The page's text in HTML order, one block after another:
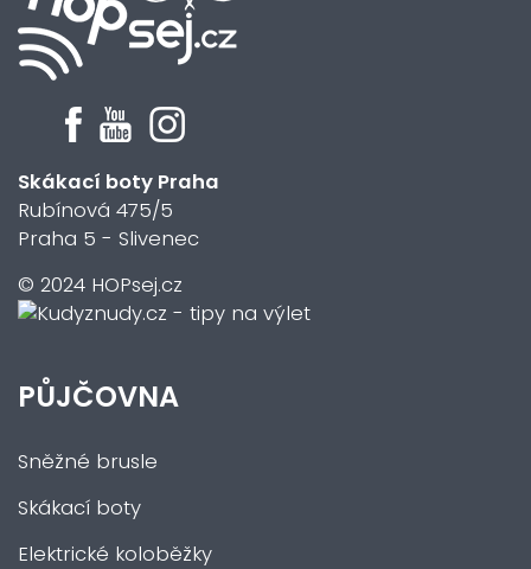
Skákací boty Praha
Rubínová 475/5
Praha 5 - Slivenec
© 2024 HOPsej.cz
PŮJČOVNA
Sněžné brusle
Skákací boty
Elektrické koloběžky